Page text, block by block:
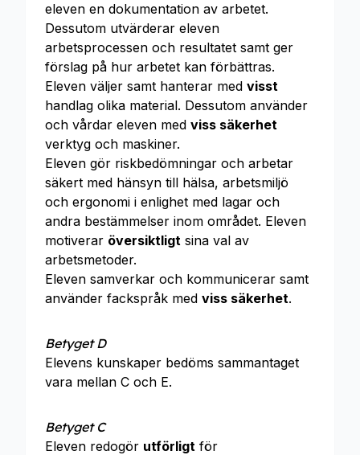
eleven en dokumentation av arbetet.
Dessutom utvärderar eleven
arbetsprocessen och resultatet samt ger
förslag på hur arbetet kan förbättras.
Eleven väljer samt hanterar med visst
handlag olika material. Dessutom använder
och vårdar eleven med viss säkerhet
verktyg och maskiner.
Eleven gör riskbedömningar och arbetar
säkert med hänsyn till hälsa, arbetsmiljö
och ergonomi i enlighet med lagar och
andra bestämmelser inom området. Eleven
motiverar översiktligt sina val av
arbetsmetoder.
Eleven samverkar och kommunicerar samt
använder fackspråk med viss säkerhet.
Betyget D
Elevens kunskaper bedöms sammantaget
vara mellan C och E.
Betyget C
Eleven redogör utförligt för